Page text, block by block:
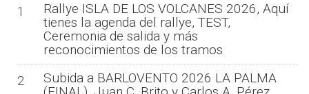
1
Rallye ISLA DE LOS VOLCANES 2026, Aquí
tienes la agenda del rallye, TEST,
Ceremonia de salida y más
reconocimientos de los tramos
2
Subida a BARLOVENTO 2026 LA PALMA